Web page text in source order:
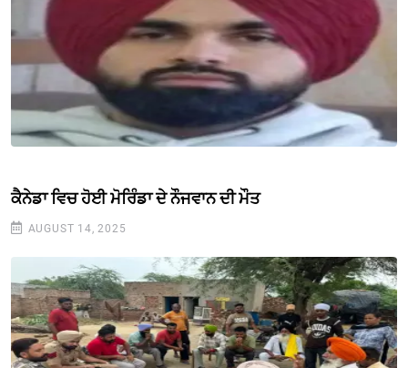
ਕੈਨੇਡਾ ਵਿਚ ਹੋਈ ਮੋਰਿੰਡਾ ਦੇ ਨੌਜਵਾਨ ਦੀ ਮੌਤ
AUGUST 14, 2025